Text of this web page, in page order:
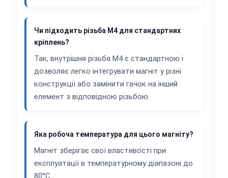
Чи підходить різьба М4 для стандартних
кріплень?
Так, внутрішня різьба М4 є стандартною і
дозволяє легко інтегрувати магніт у різні
конструкції або замінити гачок на інший
елемент з відповідною різьбою.
Яка робоча температура для цього магніту?
Магніт зберігає свої властивості при
експлуатації в температурному діапазоні до